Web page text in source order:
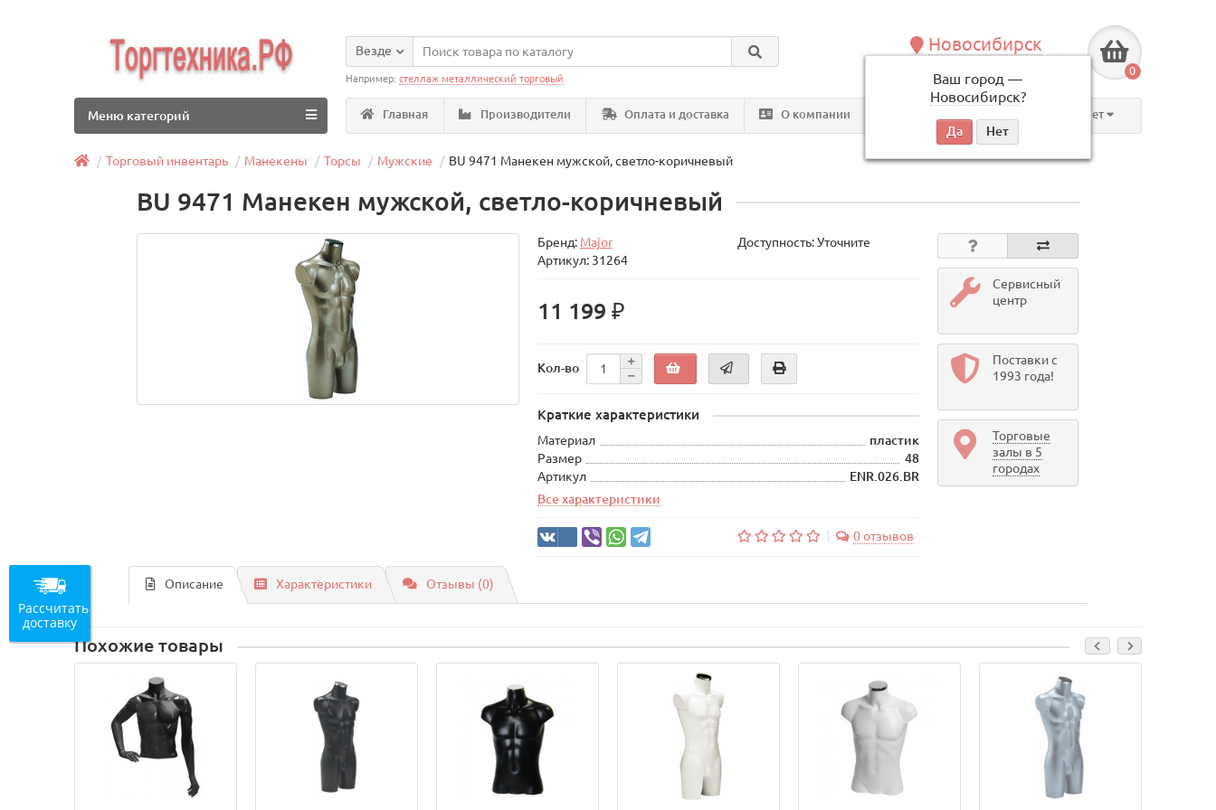
Новосибирск
Ваш город —
Новосибирск?
по будням, с 09:00 до 18:00
0
Везде
Например:стеллаж металлический торговый
Главная Производители Оплата и доставка О компании Личный кабинет
Меню категорий
Торговый инвентарь Манекены Торсы Мужские BU 9471 Манекен мужской, светло-коричневый
BU 9471 Манекен мужской, светло-коричневый
Бренд: Major
Доступность: Уточните
Артикул: 31264
11 199 ₽
Кол-во
Краткие характеристики
Материал
пластик
Размер
48
Артикул
ENR.026.BR
Все характеристики
0 отзывов
Сервисный
центр
Поставки с
1993 года!
Торговые
залы в 5
городах
Описание Характеристики Отзывы (0)
Похожие товары
Рассчитать
доставку